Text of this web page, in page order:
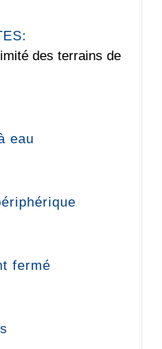
des terrains de
eau
fermé